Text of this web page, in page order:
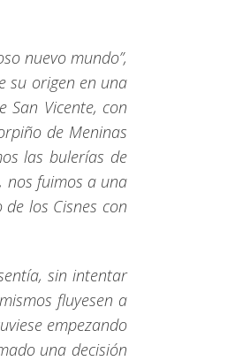
nuevo mundo”,
su origen en una
San Vicente, con
de Meninas
las bulerías de
nos fuimos a una
los Cisnes con
sin intentar
fluyesen a
empezando
una decisión